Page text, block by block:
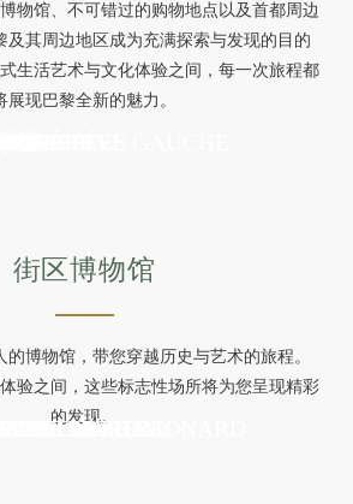
物馆、不可错过的购物地点以及首都周边
及其周边地区成为充满探索与发现的目的
生活艺术与文化体验之间，每一次旅程都
展现巴黎全新的魅力。
ELYSÉESRIVE GAUCHE
园
街区博物馆
博物馆，带您穿越历史与艺术的旅程。
验之间，这些标志性场所将为您呈现精彩
的发现。
MOREAU
FRAGONARD
图库